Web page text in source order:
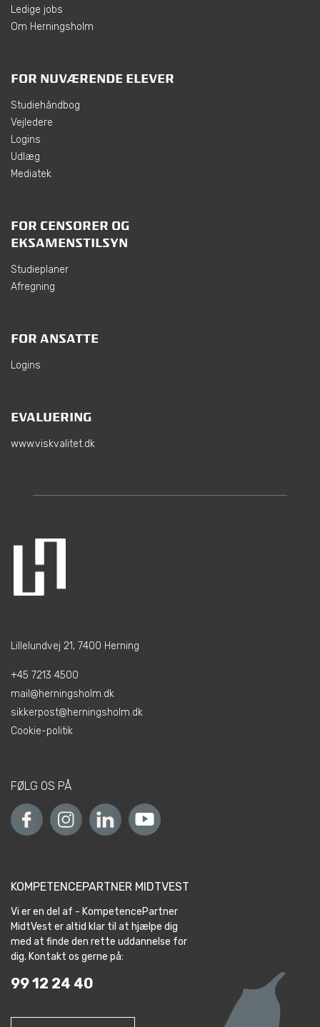
Ledige jobs
Om Herningsholm
FOR NUVÆRENDE ELEVER
Studiehåndbog
Vejledere
Logins
Udlæg
Mediatek
FOR CENSORER OG
EKSAMENSTILSYN
Studieplaner
Afregning
FOR ANSATTE
Logins
EVALUERING
www.viskvalitet.dk
Lillelundvej 21, 7400 Herning
+45 7213 4500
mail@herningsholm.dk
sikkerpost@herningsholm.dk
Cookie-politik
FØLG OS PÅ
KOMPETENCEPARTNER MIDTVEST
Vi er en del af - KompetencePartner
MidtVest er altid klar til at hjælpe dig
med at finde den rette uddannelse for
dig. Kontakt os gerne på:
99 12 24 40